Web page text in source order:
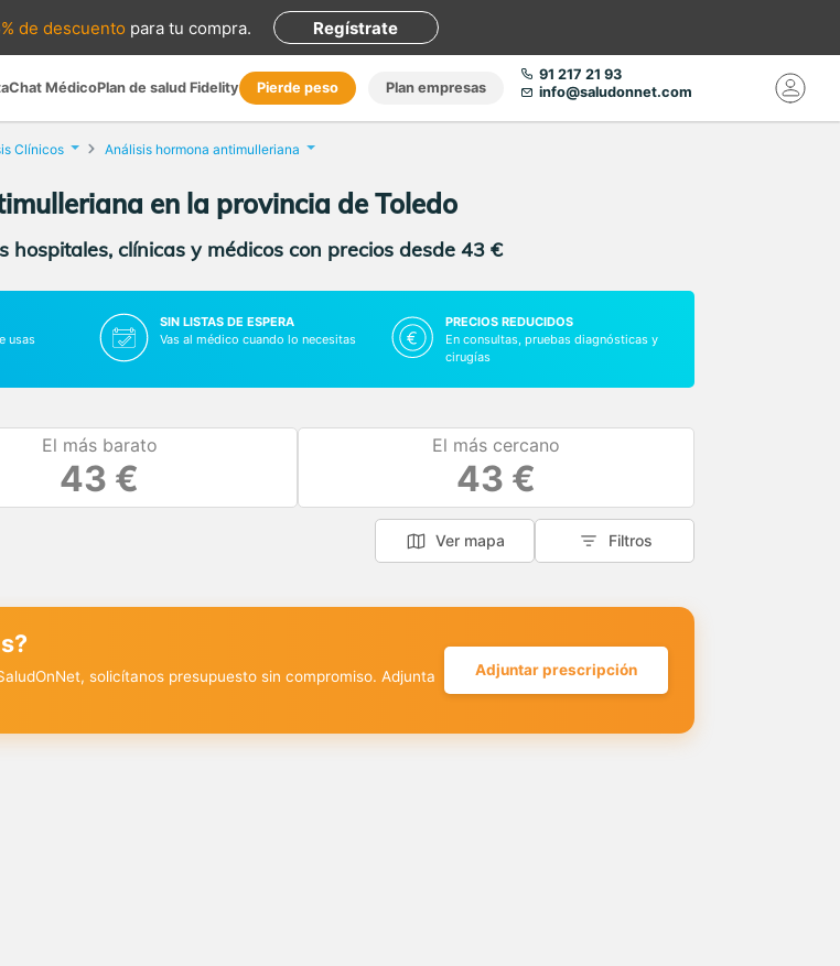
de descuento para tu compra. Regístrate
Chat MédicoPlan de salud Fidelity Pierde peso Plan empresas
91 217 21 93
info@saludonnet.com
Clínicos Análisis hormona antimulleriana
en la provincia de Toledo
hospitales, clínicas y médicos con precios desde 43 €
usas
SIN LISTAS DE ESPERA
Vas al médico cuando lo necesitas
PRECIOS REDUCIDOS
En consultas, pruebas diagnósticas y
cirugías
El más barato
43 €
El más cercano
43 €
Ver mapa Filtros
solicítanos presupuesto sin compromiso. Adjunta
Adjuntar prescripción